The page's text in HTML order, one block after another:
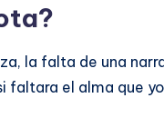
la falta de una
faltara el alma que